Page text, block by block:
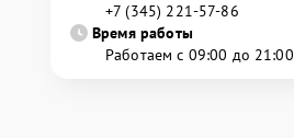
+7 (345) 221-57-86
Время работы
Работаем с 09:00 до 21:00